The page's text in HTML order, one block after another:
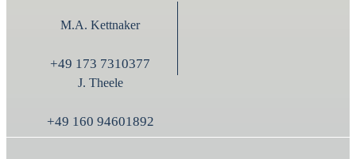
M.A. Kettnaker
+49 173 7310377
J. Theele
+49 160 94601892